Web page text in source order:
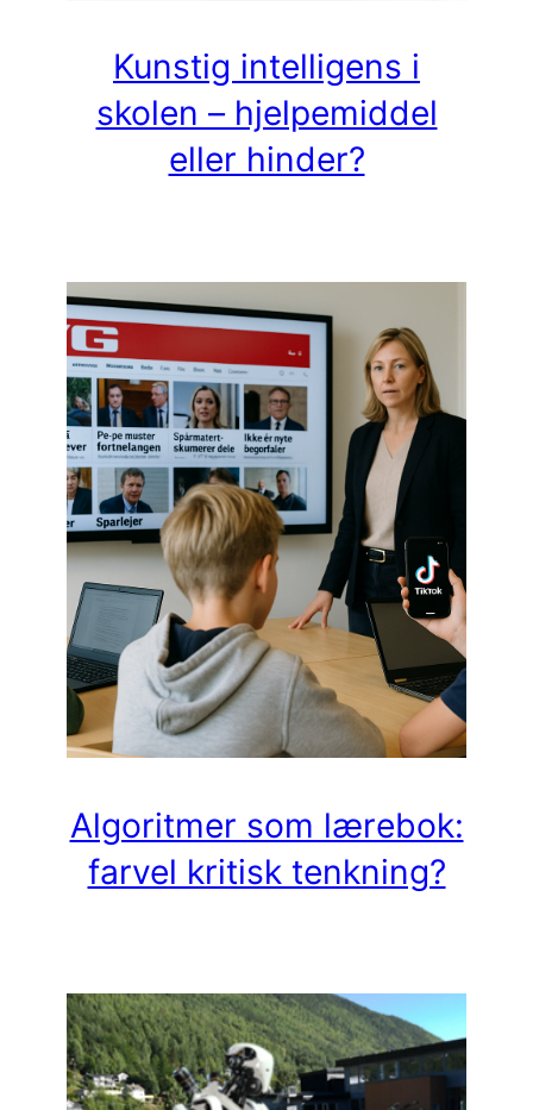
Kunstig intelligens i
skolen – hjelpemiddel
eller hinder?
Algoritmer som lærebok:
farvel kritisk tenkning?